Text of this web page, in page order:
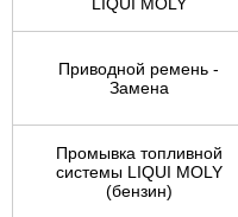
LIQUI MOLY
Приводной ремень -
Замена
Промывка топливной
системы LIQUI MOLY
(бензин)